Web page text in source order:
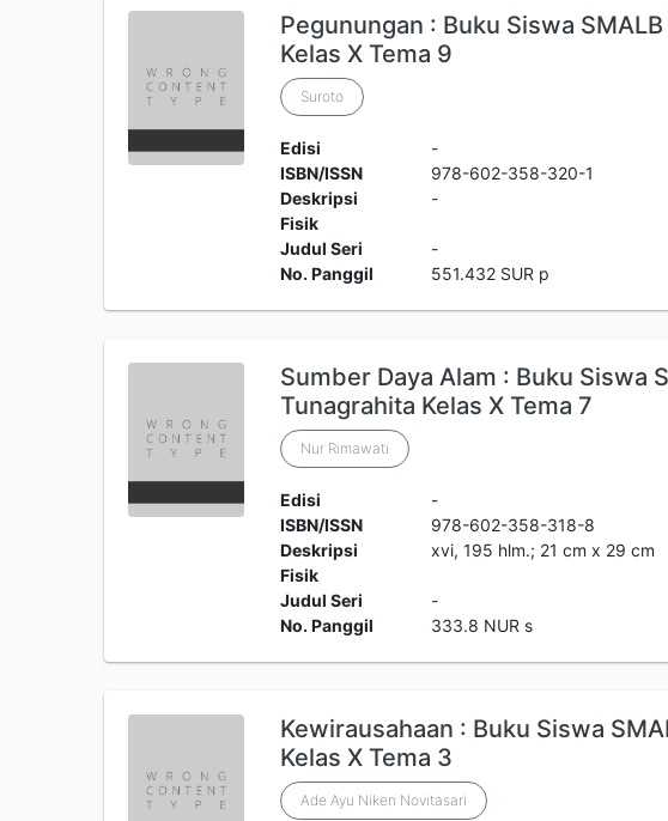
Pegunungan : Buku Siswa
Kelas X Tema 9
Suroto
Edisi
-
ISBN/ISSN
978-602-358-320-1
Deskripsi
Fisik
-
Judul Seri
-
No. Panggil
551.432 SUR p
Sumber Daya Alam : Buku Siswa
Tunagrahita Kelas X Tema 7
Nur Rimawati
Edisi
-
ISBN/ISSN
978-602-358-318-8
Deskripsi
Fisik
xvi, 195 hlm.; 21 cm x 29 cm
Judul Seri
-
No. Panggil
333.8 NUR s
Kewirausahaan : Buku Siswa
Kelas X Tema 3
Ade Ayu Niken Novitasari